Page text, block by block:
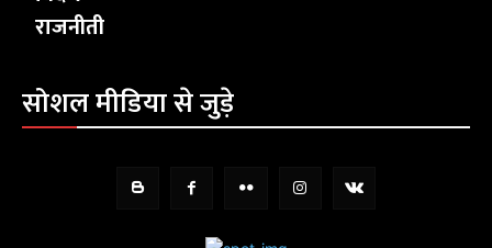
राजनीती
सोशल मीडिया से जुड़े